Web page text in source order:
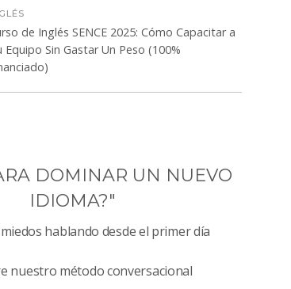
de Inglés SENCE 2025: Cómo Capacitar a
Equipo Sin Gastar Un Peso (100%
DOMINAR UN NUEVO
IDIOMA?"
hablando desde el primer día
nuestro método conversacional